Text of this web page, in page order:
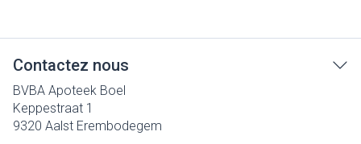
Contactez nous
BVBA Apoteek Boel
Keppestraat 1
9320 Aalst Erembodegem